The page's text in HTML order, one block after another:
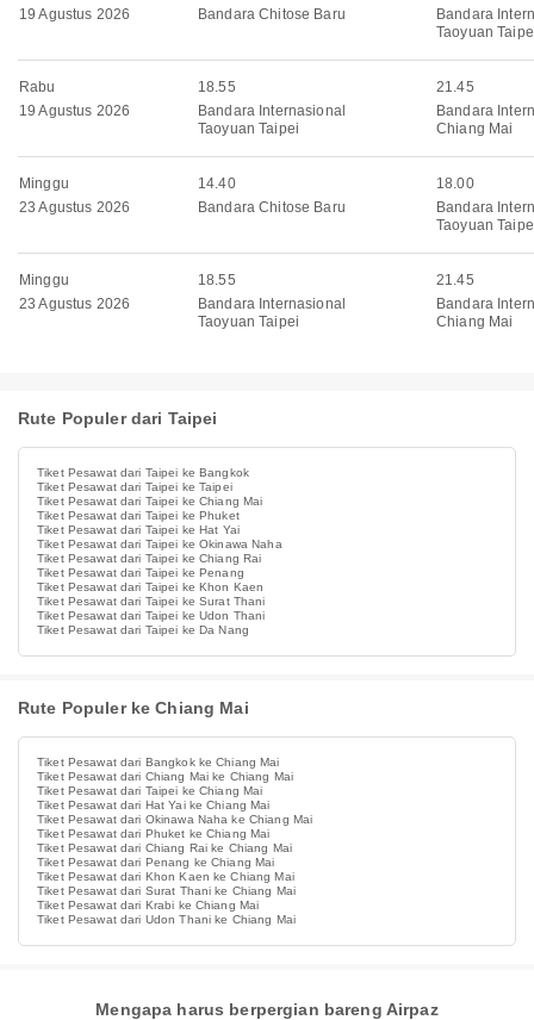
19 Agustus 2026
Bandara Chitose Baru
Bandara
Taoyuan
Rabu
19 Agustus 2026
18.55
Bandara Internasional
Taoyuan Taipei
21.45
Bandara
Chiang Mai
Minggu
23 Agustus 2026
14.40
Bandara Chitose Baru
18.00
Bandara
Taoyuan
Minggu
23 Agustus 2026
18.55
Bandara Internasional
Taoyuan Taipei
21.45
Bandara
Chiang Mai
Rute Populer dari Taipei
Tiket Pesawat dari Taipei ke Bangkok
Tiket Pesawat dari Taipei ke Taipei
Tiket Pesawat dari Taipei ke Chiang Mai
Tiket Pesawat dari Taipei ke Phuket
Tiket Pesawat dari Taipei ke Hat Yai
Tiket Pesawat dari Taipei ke Okinawa Naha
Tiket Pesawat dari Taipei ke Chiang Rai
Tiket Pesawat dari Taipei ke Penang
Tiket Pesawat dari Taipei ke Khon Kaen
Tiket Pesawat dari Taipei ke Surat Thani
Tiket Pesawat dari Taipei ke Udon Thani
Tiket Pesawat dari Taipei ke Da Nang
Rute Populer ke Chiang Mai
Tiket Pesawat dari Bangkok ke Chiang Mai
Tiket Pesawat dari Chiang Mai ke Chiang Mai
Tiket Pesawat dari Taipei ke Chiang Mai
Tiket Pesawat dari Hat Yai ke Chiang Mai
Tiket Pesawat dari Okinawa Naha ke Chiang Mai
Tiket Pesawat dari Phuket ke Chiang Mai
Tiket Pesawat dari Chiang Rai ke Chiang Mai
Tiket Pesawat dari Penang ke Chiang Mai
Tiket Pesawat dari Khon Kaen ke Chiang Mai
Tiket Pesawat dari Surat Thani ke Chiang Mai
Tiket Pesawat dari Krabi ke Chiang Mai
Tiket Pesawat dari Udon Thani ke Chiang Mai
Mengapa harus berpergian bareng Airpaz